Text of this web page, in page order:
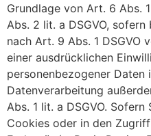
Grundlage von Art. 6 Abs.
Abs. 2 lit. a DSGVO,
nach Art. 9 Abs. 1 DSGVO
einer ausdrücklichen
personenbezogener
Datenverarbeitung
Abs. 1 lit. a DSGVO.
Cookies oder in den